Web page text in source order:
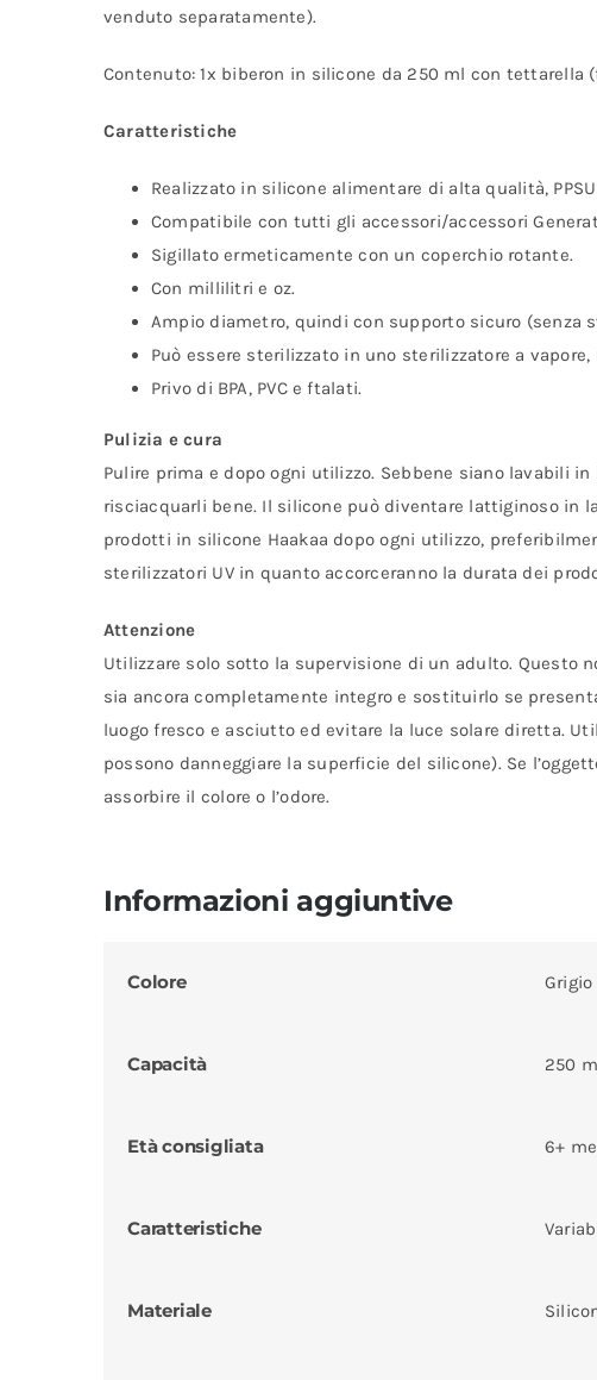
venduto separatamente).
Contenuto: 1x biberon in silicone da 250 ml con tettarella
Caratteristiche
Realizzato in silicone alimentare di alta qualità,
Compatibile con tutti gli accessori/accessori
Sigillato ermeticamente con un coperchio rotante.
Con millilitri e oz.
Ampio diametro, quindi con supporto sicuro (senza
Può essere sterilizzato in uno sterilizzatore a
Privo di BPA, PVC e ftalati.
Pulizia e cura
Pulire prima e dopo ogni utilizzo. Sebbene siano lavabili
risciacquarli bene. Il silicone può diventare lattiginoso in
prodotti in silicone Haakaa dopo ogni utilizzo,
sterilizzatori UV in quanto accorceranno la durata dei
Attenzione
Utilizzare solo sotto la supervisione di un adulto. Questo
sia ancora completamente integro e sostituirlo se
luogo fresco e asciutto ed evitare la luce solare diretta.
possono danneggiare la superficie del silicone). Se
assorbire il colore o l’odore.
Informazioni aggiuntive
Colore
Capacità 250
Età consigliata 6+
Caratteristiche
Materiale